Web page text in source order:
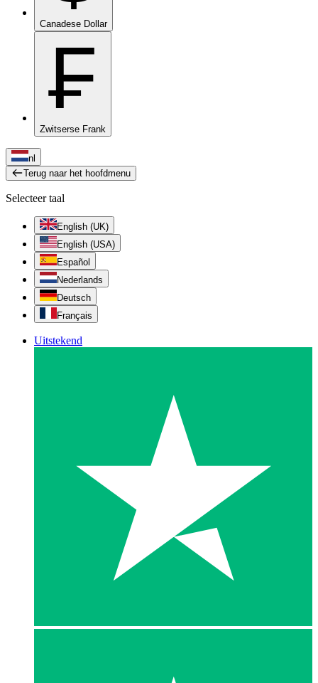
Canadese Dollar
₣
Zwitserse Frank
nl
Terug naar het hoofdmenu
Selecteer taal
English (UK)
English (USA)
Español
Nederlands
Deutsch
Français
Uitstekend